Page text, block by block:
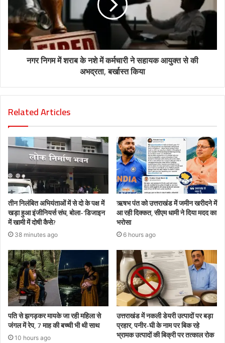
नगर निगम में शराब के नशे में कर्मचारी ने सहायक आयुक्त से की
अभद्रता, बर्खास्त किया
Related Articles
तीन निलंबित अभियंताओं में से दो के पक्ष में
खड़ा हुआ इंजीनियर्स संघ, बोला-‘डिजाइन
में खामी में दोषी कैसे?
38 minutes ago
ऋषभ पंत को उत्तराखंड में जमीन खरीदने में
आ रही दिक्कत, सीएम धामी ने दिया मदद का
भरोसा
6 hours ago
पति से झगड़कर मायके जा रही महिला से
जंगल में रेप, 7 माह की बच्ची भी थी साथ
10 hours ago
उत्तराखंड में नकली डेयरी उत्पादों पर बड़ा
प्रहार, पनीर-घी के नाम पर बिक रहे
भ्रामक उत्पादों की बिक्री पर तत्काल रोक